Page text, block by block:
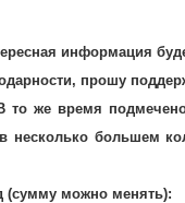
информация
прошу
то же время
несколько большем
(сумму можно менять):